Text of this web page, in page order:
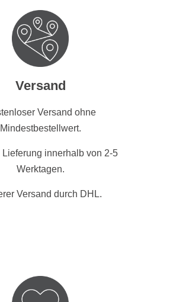
Versand
Versand ohne
Mindestbestellwert.
innerhalb von 2-5
Werktagen.
Versand durch DHL.